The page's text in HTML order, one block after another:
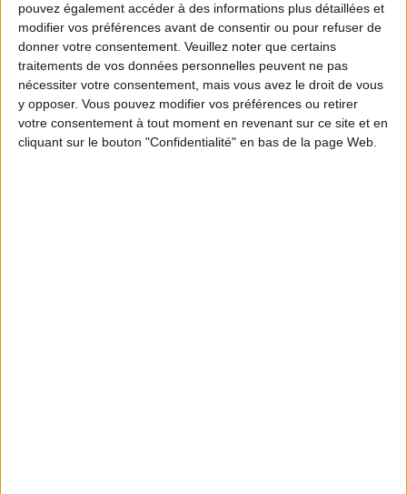
pouvez également accéder à des informations plus détaillées et
modifier vos préférences avant de consentir ou pour refuser de
donner votre consentement. Veuillez noter que certains
traitements de vos données personnelles peuvent ne pas
nécessiter votre consentement, mais vous avez le droit de vous
y opposer. Vous pouvez modifier vos préférences ou retirer
votre consentement à tout moment en revenant sur ce site et en
cliquant sur le bouton "Confidentialité" en bas de la page Web.
15 IDEAS FOR ENJOYING AUGUST IN PARIS